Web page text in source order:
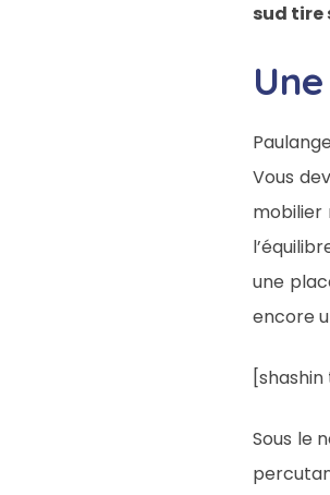
sud tire
Vous
mobilier
une
encore
[shashin
Sous le